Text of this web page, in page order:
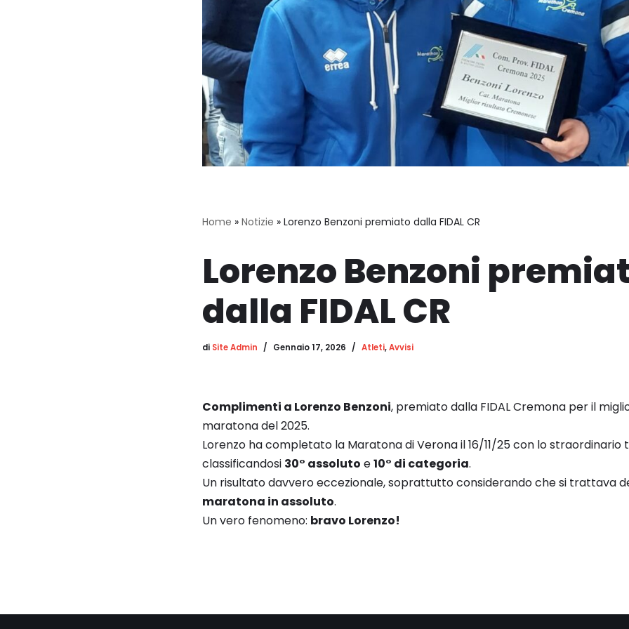
Home » Notizie » Lorenzo Benzoni premiato dalla FIDAL CR
Lorenzo Benzoni
dalla FIDAL CR
di Site Admin Gennaio 17, 2026 Atleti,Avvisi
Complimenti a Lorenzo Benzoni, premiato dalla FIDAL Cremona per il
maratona del 2025.
Lorenzo ha completato la Maratona di Verona il 16/11/25 con lo
classificandosi 30° assoluto e10° di categoria.
Un risultato davvero eccezionale, soprattutto considerando che si trattava
maratona in assoluto.
Un vero fenomeno: bravo Lorenzo!